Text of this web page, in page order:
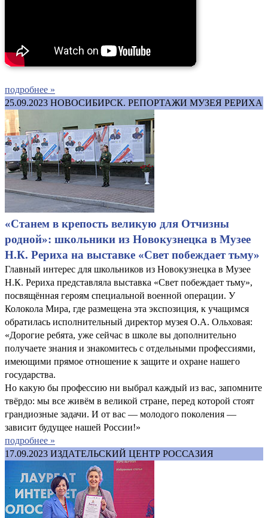
подробнее »
25.09.2023 НОВОСИБИРСК. РЕПОРТАЖИ МУЗЕЯ РЕРИХА
«Станем в крепость великую для Отчизны
родной»: школьники из Новокузнецка в Музее
Н.К. Рериха на выставке «Свет побеждает тьму»
Главный интерес для школьников из Новокузнецка в Музее
Н.К. Рериха представляла выставка «Свет побеждает тьму»,
посвящённая героям специальной военной операции. У
Колокола Мира, где размещена эта экспозиция, к учащимся
обратилась исполнительный директор музея О.А. Ольховая:
«Дорогие ребята, уже сейчас в школе вы дополнительно
получаете знания и знакомитесь с отдельными профессиями,
имеющими прямое отношение к защите и охране нашего
государства.
Но какую бы профессию ни выбрал каждый из вас, запомните
твёрдо: мы все живём в великой стране, перед которой стоят
грандиозные задачи. И от вас — молодого поколения —
зависит будущее нашей России!»
подробнее »
17.09.2023 ИЗДАТЕЛЬСКИЙ ЦЕНТР РОССАЗИЯ